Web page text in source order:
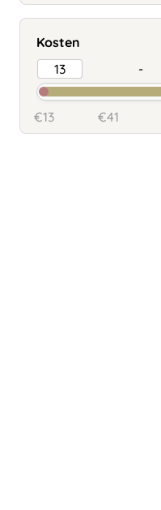
Kosten
-
€13 €41